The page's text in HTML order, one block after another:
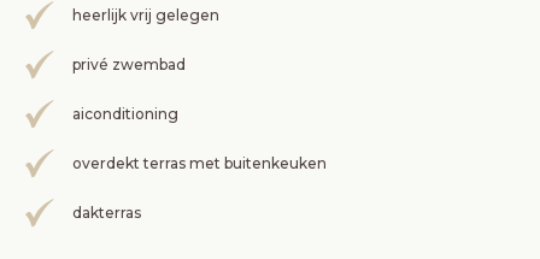
heerlijk vrij gelegen
privé zwembad
aiconditioning
overdekt terras met buitenkeuken
dakterras